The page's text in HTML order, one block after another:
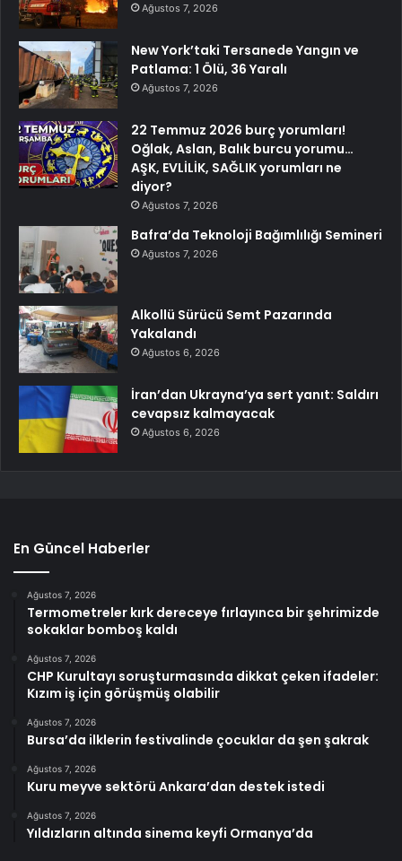
Ağustos 7, 2026
New York’taki Tersanede Yangın ve
Patlama: 1 Ölü, 36 Yaralı
Ağustos 7, 2026
22 Temmuz 2026 burç yorumları!
Oğlak, Aslan, Balık burcu yorumu…
AŞK, EVLİLİK, SAĞLIK yorumları ne
diyor?
Ağustos 7, 2026
Bafra’da Teknoloji Bağımlılığı Semineri
Ağustos 7, 2026
Alkollü Sürücü Semt Pazarında
Yakalandı
Ağustos 6, 2026
İran’dan Ukrayna’ya sert yanıt: Saldırı
cevapsız kalmayacak
Ağustos 6, 2026
En Güncel Haberler
Ağustos 7, 2026
Termometreler kırk dereceye fırlayınca bir şehrimizde
sokaklar bomboş kaldı
Ağustos 7, 2026
CHP Kurultayı soruşturmasında dikkat çeken ifadeler:
Kızım iş için görüşmüş olabilir
Ağustos 7, 2026
Bursa’da ilklerin festivalinde çocuklar da şen şakrak
Ağustos 7, 2026
Kuru meyve sektörü Ankara’dan destek istedi
Ağustos 7, 2026
Yıldızların altında sinema keyfi Ormanya’da